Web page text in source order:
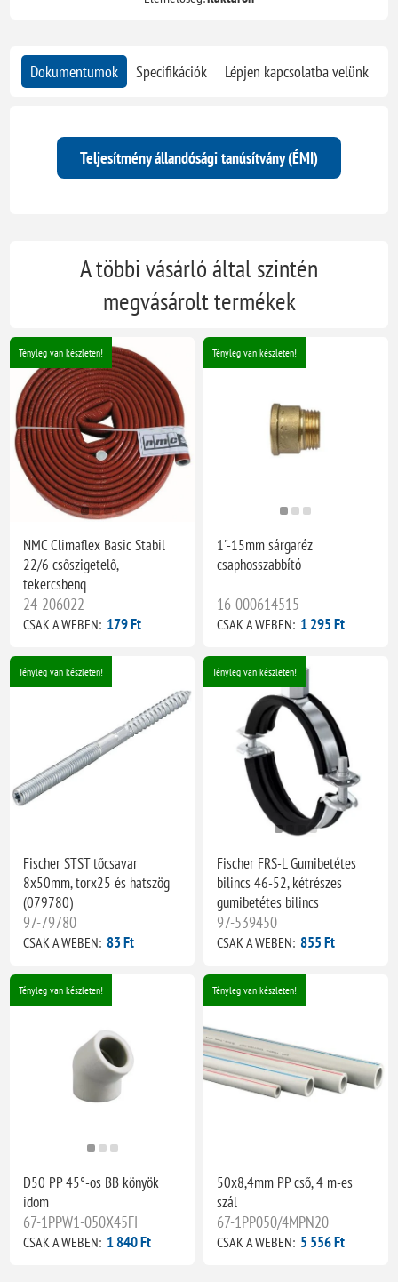
Dokumentumok Specifikációk Lépjen kapcsolatba velünk
Teljesítmény állandósági tanúsítvány (ÉMI)
A többi vásárló által szintén
megvásárolt termékek
Tényleg van készleten!
NMC Climaflex Basic Stabil
22/6 csőszigetelő,
tekercsbenq
24-206022
CSAK A WEBEN: 179 Ft
Tényleg van készleten!
1"-15mm sárgaréz
csaphosszabbító
16-000614515
CSAK A WEBEN: 1 295 Ft
Tényleg van készleten!
Fischer STST tőcsavar
8x50mm, torx25 és hatszög
(079780)
97-79780
CSAK A WEBEN: 83 Ft
Tényleg van készleten!
Fischer FRS-L Gumibetétes
bilincs 46-52, kétrészes
gumibetétes bilincs
97-539450
CSAK A WEBEN: 855 Ft
Tényleg van készleten!
D50 PP 45°-os BB könyök
idom
67-1PPW1-050X45FI
CSAK A WEBEN: 1 840 Ft
Tényleg van készleten!
50x8,4mm PP cső, 4 m-es
szál
67-1PP050/4MPN20
CSAK A WEBEN: 5 556 Ft